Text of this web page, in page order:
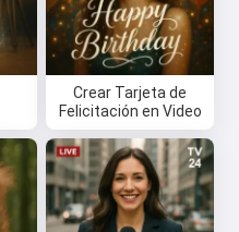
Crear Tarjeta de
Felicitación en Video